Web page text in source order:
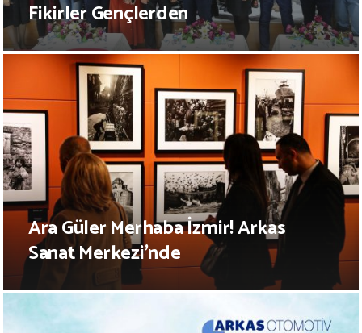
Fikirler Gençlerden
Ara Güler Merhaba İzmir! Arkas
Sanat Merkezi’nde